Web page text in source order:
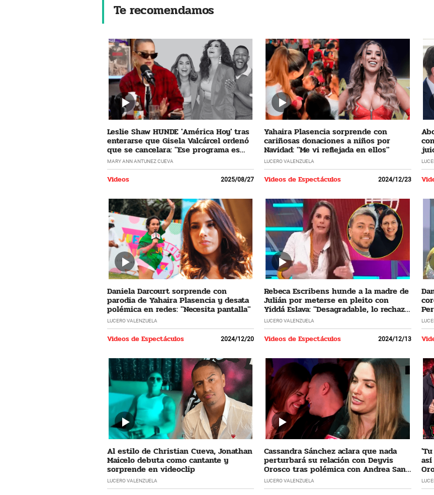
Te recomendamos
Leslie Shaw HUNDE 'América Hoy' tras
enterarse que Gisela Valcárcel ordenó
que se cancelara: "Ese programa es
horrible"
MARY ANN ANTUNEZ CUEVA
Videos 2025/08/27
Yahaira Plasencia sorprende con
cariñosas donaciones a niños por
Navidad: "Me vi reflejada en ellos"
LUCERO VALENZUELA
Videos de Espectáculos 2024/12/23
Daniela Darcourt sorprende con
parodia de Yahaira Plasencia y desata
polémica en redes: "Necesita pantalla"
LUCERO VALENZUELA
Videos de Espectáculos 2024/12/20
Rebeca Escribens hunde a la madre de
Julián por meterse en pleito con
Yiddá Eslava: "Desagradable, lo rechazo
profundamente"
LUCERO VALENZUELA
Videos de Espectáculos 2024/12/13
Al estilo de Christian Cueva, Jonathan
Maicelo debuta como cantante y
sorprende en videoclip
LUCERO VALENZUELA
Cassandra Sánchez aclara que nada
perturbará su relación con Deyvis
Orosco tras polémica con Andrea San
Martín
LUCERO VALENZUELA